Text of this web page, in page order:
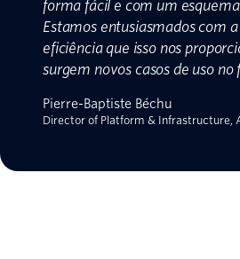
forma fácil e com um
Estamos entusiasmados com
eficiência que isso nos
surgem novos casos de uso no
Pierre-Baptiste Béchu
Director of Platform & Infrastructure,